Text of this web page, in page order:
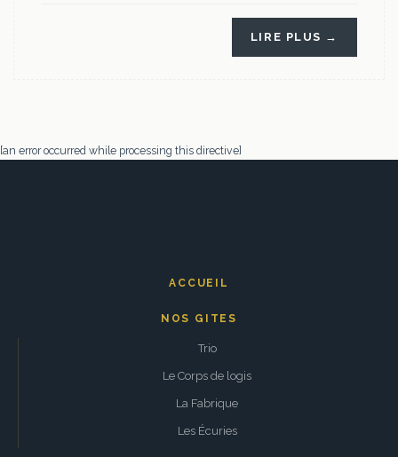
LIRE PLUS →
[an error occurred while processing this directive]
ACCUEIL
NOS GITES
Trio
Le Corps de logis
La Fabrique
Les Écuries